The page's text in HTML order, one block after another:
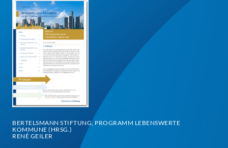
BERTELSMANN STIFTUNG, PROGRAMM LEBENSWERTE
KOMMUNE (HRSG.)
RENÉ GEILER